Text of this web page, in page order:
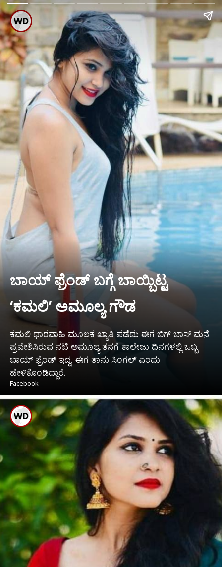
ಬಾಯ್ ಫ್ರೆಂಡ್ ಬಗ್ಗೆ ಬಾಯ್ಬಿಟ್ಟ
‘ಕಮಲಿ’ ಅಮೂಲ್ಯ ಗೌಡ
ಕಮಲಿ ಧಾರವಾಹಿ ಮೂಲಕ ಖ್ಯಾತಿ ಪಡೆದು ಈಗ ಬಿಗ್ ಬಾಸ್ ಮನೆ
ಪ್ರವೇಶಿಸಿರುವ ನಟಿ ಅಮೂಲ್ಯ ತನಗೆ ಕಾಲೇಜು ದಿನಗಳಲ್ಲಿ ಒಬ್ಬ
ಬಾಯ್ ಫ್ರೆಂಡ್ ಇದ್ದ. ಈಗ ತಾನು ಸಿಂಗಲ್ ಎಂದು
ಹೇಳಿಕೊಂಡಿದ್ದಾರೆ.
Facebook